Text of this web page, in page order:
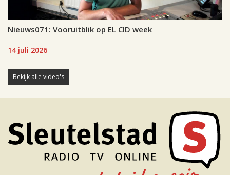
Nieuws071: Vooruitblik op EL CID week
14 juli 2026
Bekijk alle video's